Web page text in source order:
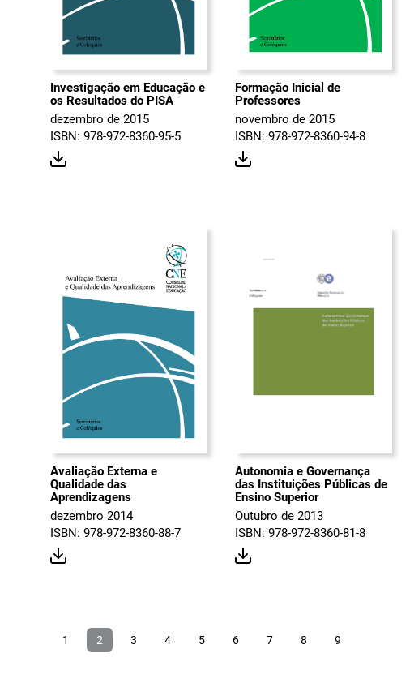
Investigação em Educação e
os Resultados do PISA
dezembro de 2015
ISBN: 978-972-8360-95-5
Formação Inicial de
Professores
novembro de 2015
ISBN: 978-972-8360-94-8
Avaliação Externa e
Qualidade das
Aprendizagens
dezembro 2014
ISBN: 978-972-8360-88-7
Autonomia e Governança
das Instituições Públicas de
Ensino Superior
Outubro de 2013
ISBN: 978-972-8360-81-8
1 2 3 4 5 6 7 8 9